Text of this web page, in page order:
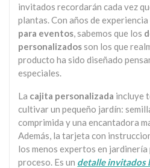
invitados recordarán cada vez
plantas. Con años de
para eventos, sabemos que los
personalizadosson los que
producto ha sido diseñado
especiales.
La cajita personalizada incluye
cultivar un pequeño jardín:
comprimida y una encantadora
Además, la tarjeta con
los menos expertos en
proceso. Es un detalle invitados